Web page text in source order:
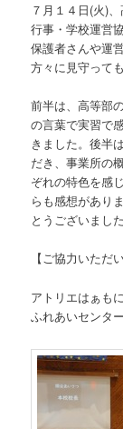
７月１４日(火)
行事・学校運営
保護者さんや運
方々に見守って
前半は、高等部
の言葉で実習で
きました。後半
だき、事業所の
ぞれの特色を感
らも感想があり
とうございました
【ご協力いただ
アトリエはぁも
ふれあいセンタ